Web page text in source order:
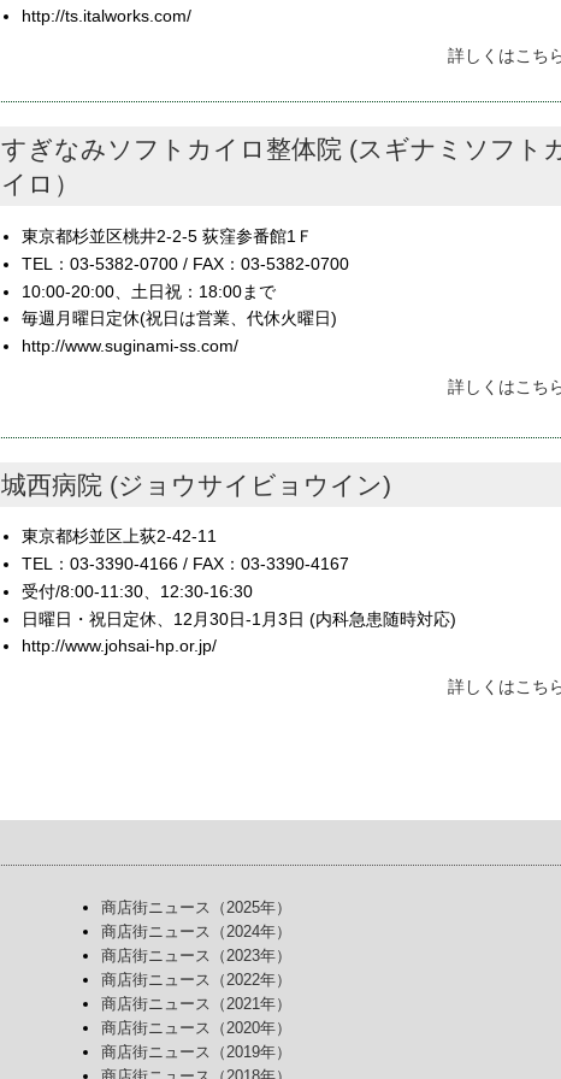
http://ts.italworks.com/
詳しくはこち
すぎなみソフトカイロ整体院 (スギナミソフト
イロ）
東京都杉並区桃井2-2-5 荻窪参番館1Ｆ
TEL：03-5382-0700 / FAX：03-5382-0700
10:00-20:00、土日祝：18:00まで
毎週月曜日定休(祝日は営業、代休火曜日)
http://www.suginami-ss.com/
詳しくはこち
城西病院 (ジョウサイビョウイン)
東京都杉並区上荻2-42-11
TEL：03-3390-4166 / FAX：03-3390-4167
受付/8:00-11:30、12:30-16:30
日曜日・祝日定休、12月30日-1月3日 (内科急患随時対応)
http://www.johsai-hp.or.jp/
詳しくはこち
商店街ニュース（2025年）
商店街ニュース（2024年）
商店街ニュース（2023年）
商店街ニュース（2022年）
商店街ニュース（2021年）
商店街ニュース（2020年）
商店街ニュース（2019年）